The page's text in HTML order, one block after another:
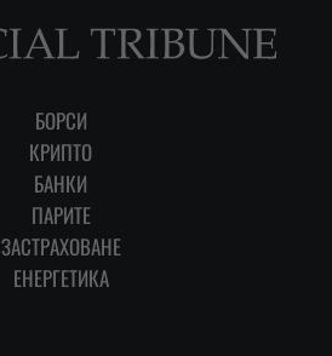
БОРСИ
КРИПТО
БАНКИ
ПАРИТЕ
ЗАСТРАХОВАНЕ
ЕНЕРГЕТИКА